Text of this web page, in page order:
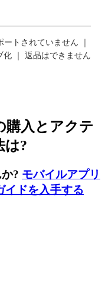
トされていません ｜
｜ 返品はできません
購入とアクテ
は?
? モバイルアプリ
イドを入手する